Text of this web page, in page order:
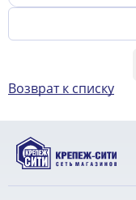
Возврат к списку